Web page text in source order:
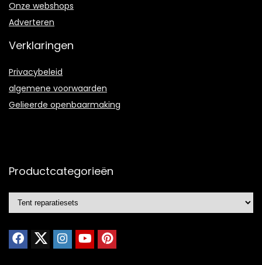
Onze webshops
Adverteren
Verklaringen
Privacybeleid
algemene voorwaarden
Gelieerde openbaarmaking
Productcategorieën